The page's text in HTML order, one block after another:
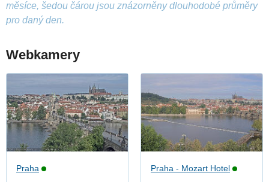
měsíce, šedou čárou jsou znázorněny dlouhodobé průměry
pro daný den.
Webkamery
Praha
Praha - Mozart Hotel